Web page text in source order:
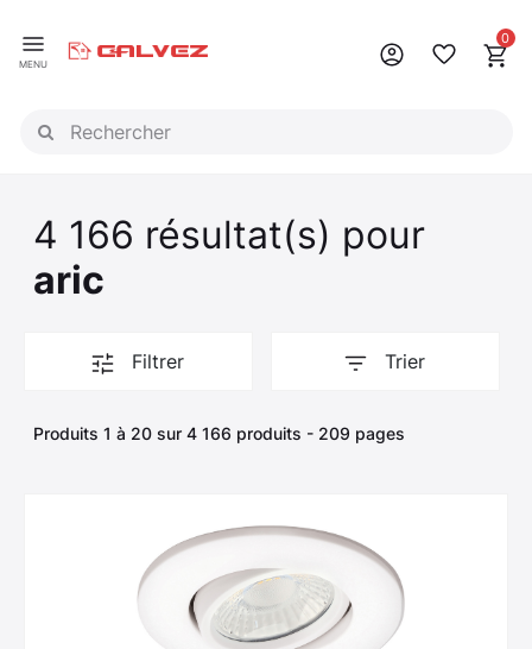
MENU
0
4 166 résultat(s) pour
aric
Filtrer Trier
Produits 1 à 20 sur 4 166 produits - 209 pages